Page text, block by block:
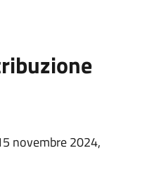
novembre 2024,